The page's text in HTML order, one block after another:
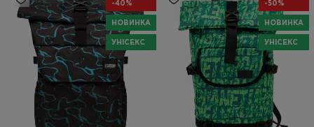
-40%
НОВИНКА
УНІСЕКС
-50%
НОВИНКА
УНІСЕКС